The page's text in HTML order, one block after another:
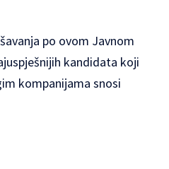
po ovom Javnom
kandidata koji
kompanijama snosi